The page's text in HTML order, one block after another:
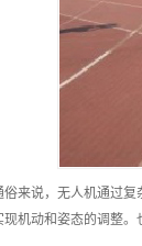
俗来说，无人机通过
机动和姿态的调整。